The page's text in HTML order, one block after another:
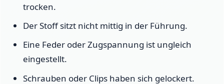
trocken.
Der Stoff sitzt nicht mittig in der Führung.
Eine Feder oder Zugspannung ist ungleich
eingestellt.
Schrauben oder Clips haben sich gelockert.